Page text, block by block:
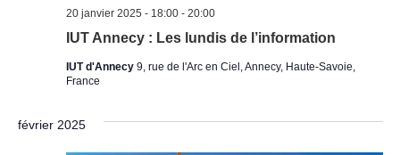
IUT Annecy : Les lundis de l’information
20 janvier 2025 - 18:00- 20:00
IUT d'Annecy 9, rue de l'Arc en Ciel, Annecy, Haute-Savoie,
France
février 2025